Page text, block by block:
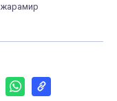
жарамир